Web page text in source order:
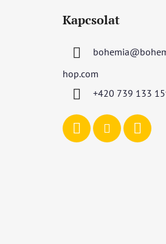
Kapcsolat
bohemia@
hop.com
+420 739 133